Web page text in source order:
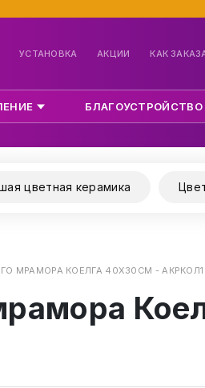
УСТАНОВКА АКЦИИ КАК
БЛАГОУСТРОЙСТВО
цветная керамика
МРАМОРА КОЕЛГА 40Х30СМ - АКРКОЛ1